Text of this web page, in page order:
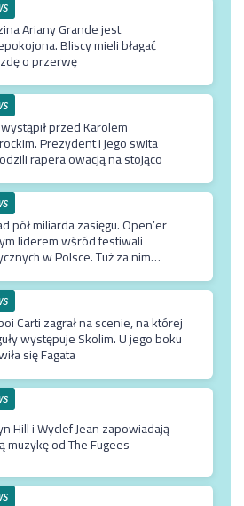
Ariany Grande jest
Bliscy mieli błagać
o przerwę
przed Karolem
Prezydent i jego swita
rapera owacją na stojąco
pół miliarda zasięgu. Open’er
liderem wśród festiwali
w Polsce. Tuż za nim
Carti zagrał na scenie, na której
występuje Skolim. U jego boku
się Fagata
Hill i Wyclef Jean zapowiadają
muzykę od The Fugees